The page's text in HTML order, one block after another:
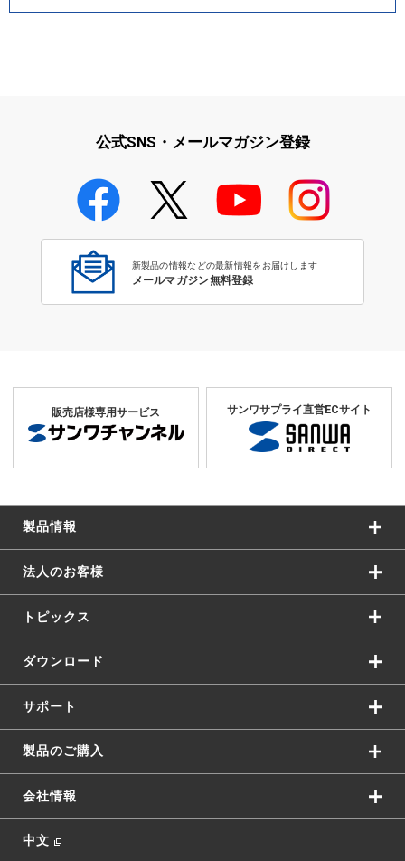
公式SNS・メールマガジン登録
新製品の情報などの最新情報をお届けします
メールマガジン無料登録
販売店様専用サービス サンワサプライ直営ECサイト
製品情報
法人のお客様
トピックス
ダウンロード
サポート
製品のご購入
会社情報
中文